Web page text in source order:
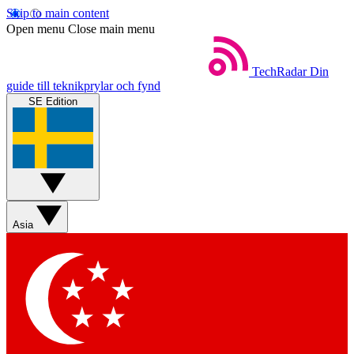
Skip to main content
Open menu Close main menu
TechRadar Din
guide till teknikprylar och fynd
SE Edition
Asia